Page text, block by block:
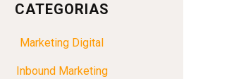
CATEGORIAS
Marketing Digital
Inbound Marketing